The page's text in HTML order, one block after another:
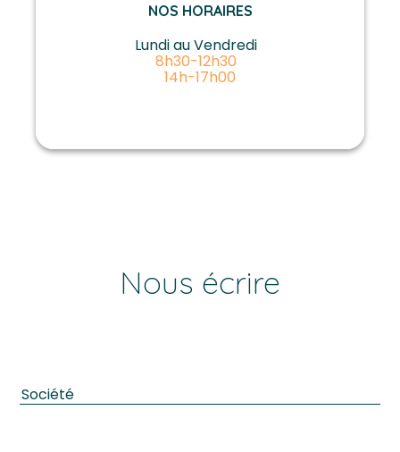
NOS HORAIRES
Lundi au Vendredi
8h30-12h30
14h-17h00
Nous écrire